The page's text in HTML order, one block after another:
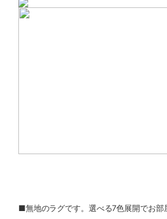
■無地のラグです。選べる7色展開でお部